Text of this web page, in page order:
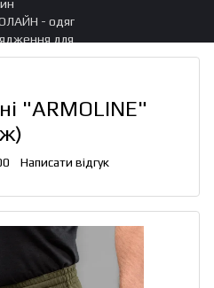
"ARMOLINE"
Написати відгук